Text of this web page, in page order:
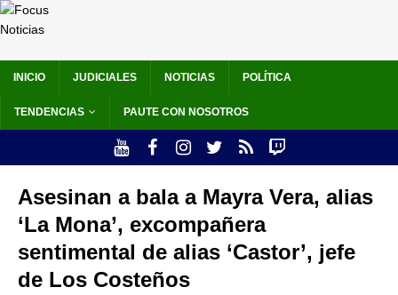
INICIO JUDICIALES NOTICIAS POLÍTICA
TENDENCIAS PAUTE CON NOSOTROS
Asesinan a bala a Mayra Vera, alias
‘La Mona’, excompañera
sentimental de alias ‘Castor’, jefe
de Los Costeños